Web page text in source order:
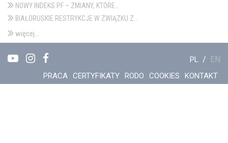
NOWY INDEKS PF – ZMIANY, KTÓRE…
BIAŁORUSKIE RESTRYKCJE W ZWIĄZKU Z…
więcej...
PL / EN
PRACA CERTYFIKATY RODO COOKIES KONTAKT